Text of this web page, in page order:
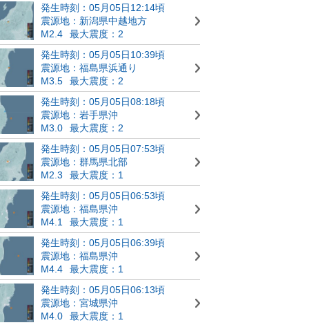
発生時刻：05月05日12:14頃
震源地：新潟県中越地方
M2.4
最大震度：2
発生時刻：05月05日10:39頃
震源地：福島県浜通り
M3.5
最大震度：2
発生時刻：05月05日08:18頃
震源地：岩手県沖
M3.0
最大震度：2
発生時刻：05月05日07:53頃
震源地：群馬県北部
M2.3
最大震度：1
発生時刻：05月05日06:53頃
震源地：福島県沖
M4.1
最大震度：1
発生時刻：05月05日06:39頃
震源地：福島県沖
M4.4
最大震度：1
発生時刻：05月05日06:13頃
震源地：宮城県沖
M4.0
最大震度：1